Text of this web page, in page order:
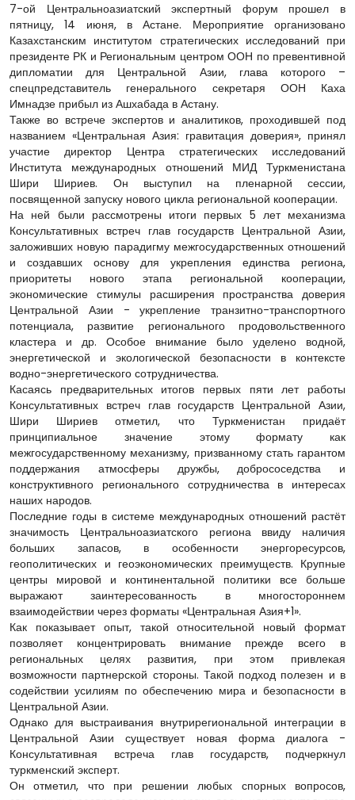
7-ой Центральноазиатский экспертный форум прошел в
пятницу, 14 июня, в Астане. Мероприятие организовано
Казахстанским институтом стратегических исследований при
президенте РК и Региональным центром ООН по превентивной
дипломатии для Центральной Азии, глава которого –
спецпредставитель генерального секретаря ООН Каха
Имнадзе прибыл из Ашхабада в Астану.
Также во встрече экспертов и аналитиков, проходившей под
названием «Центральная Азия: гравитация доверия», принял
участие директор Центра стратегических исследований
Института международных отношений МИД Туркменистана
Шири Шириев. Он выступил на пленарной сессии,
посвященной запуску нового цикла региональной кооперации.
На ней были рассмотрены итоги первых 5 лет механизма
Консультативных встреч глав государств Центральной Азии,
заложивших новую парадигму межгосударственных отношений
и создавших основу для укрепления единства региона,
приоритеты нового этапа региональной кооперации,
экономические стимулы расширения пространства доверия
Центральной Азии - укрепление транзитно-транспортного
потенциала, развитие регионального продовольственного
кластера и др. Особое внимание было уделено водной,
энергетической и экологической безопасности в контексте
водно-энергетического сотрудничества.
Касаясь предварительных итогов первых пяти лет работы
Консультативных встреч глав государств Центральной Азии,
Шири Шириев отметил, что Туркменистан придаёт
принципиальное значение этому формату как
межгосударственному механизму, призванному стать гарантом
поддержания атмосферы дружбы, добрососедства и
конструктивного регионального сотрудничества в интересах
наших народов.
Последние годы в системе международных отношений растёт
значимость Центральноазиатского региона ввиду наличия
больших запасов, в особенности энергоресурсов,
геополитических и геоэкономических преимуществ. Крупные
центры мировой и континентальной политики все больше
выражают заинтересованность в многостороннем
взаимодействии через форматы «Центральная Азия+1».
Как показывает опыт, такой относительной новый формат
позволяет концентрировать внимание прежде всего в
региональных целях развития, при этом привлекая
возможности партнерской стороны. Такой подход полезен и в
содействии усилиям по обеспечению мира и безопасности в
Центральной Азии.
Однако для выстраивания внутрирегиональной интеграции в
Центральной Азии существует новая форма диалога -
Консультативная встреча глав государств, подчеркнул
туркменский эксперт.
Он отметил, что при решении любых спорных вопросов,